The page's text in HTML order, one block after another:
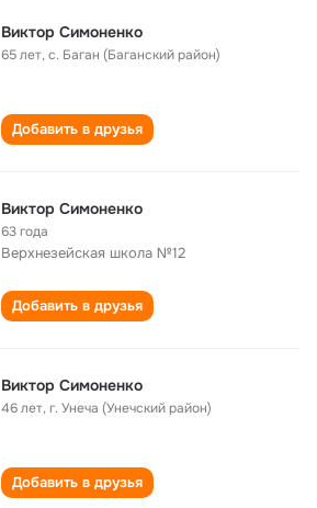
Виктор Симоненко
65 лет,с. Баган (Баганский район)
Добавить в друзья
Виктор Симоненко
63 года
Верхнезейская школа №12
Добавить в друзья
Виктор Симоненко
46 лет,г. Унеча (Унечский район)
Добавить в друзья